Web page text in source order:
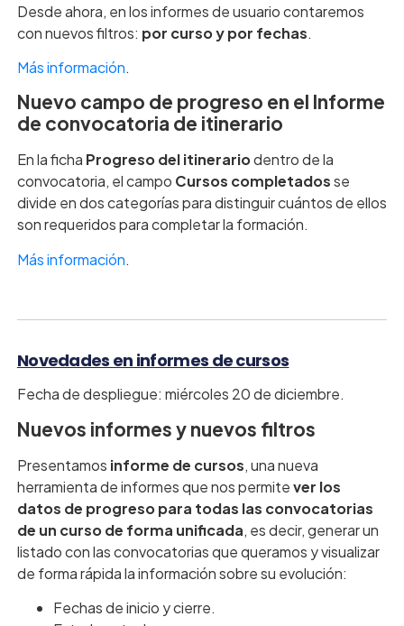
Desde ahora, en los informes de usuario contaremos
con nuevos filtros: por curso y por fechas.
Más información.
Nuevo campo de progreso en el Informe
de convocatoria de itinerario
En la ficha Progreso del itinerariodentro de la
convocatoria, el campo Cursos completadosse
divide en dos categorías para distinguir cuántos de ellos
son requeridos para completar la formación.
Más información.
Novedades en informes de cursos
Fecha de despliegue: miércoles 20 de diciembre.
Nuevos informes y nuevos filtros
Presentamos informe de cursos, una nueva
herramienta de informes que nos permitever los
datos de progreso para todas las convocatorias
de un curso de forma unificada, es decir, generar un
listado con las convocatorias que queramos y visualizar
de forma rápida la información sobre su evolución:
Fechas de inicio y cierre.